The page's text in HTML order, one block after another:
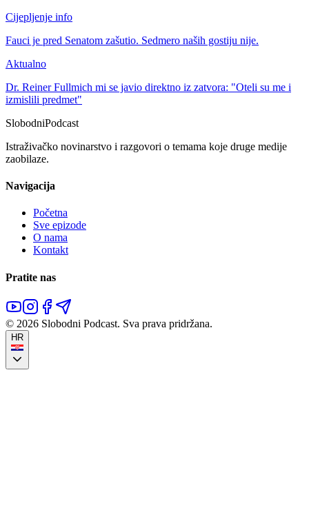
Cijepljenje info
Fauci je pred Senatom zašutio. Sedmero naših gostiju nije.
Aktualno
Dr. Reiner Fullmich mi se javio direktno iz zatvora: "Oteli su me i
izmislili predmet"
SlobodniPodcast
Istraživačko novinarstvo i razgovori o temama koje druge medije
zaobilaze.
Navigacija
Početna
Sve epizode
O nama
Kontakt
Pratite nas
© 2026 Slobodni Podcast. Sva prava pridržana.
HR